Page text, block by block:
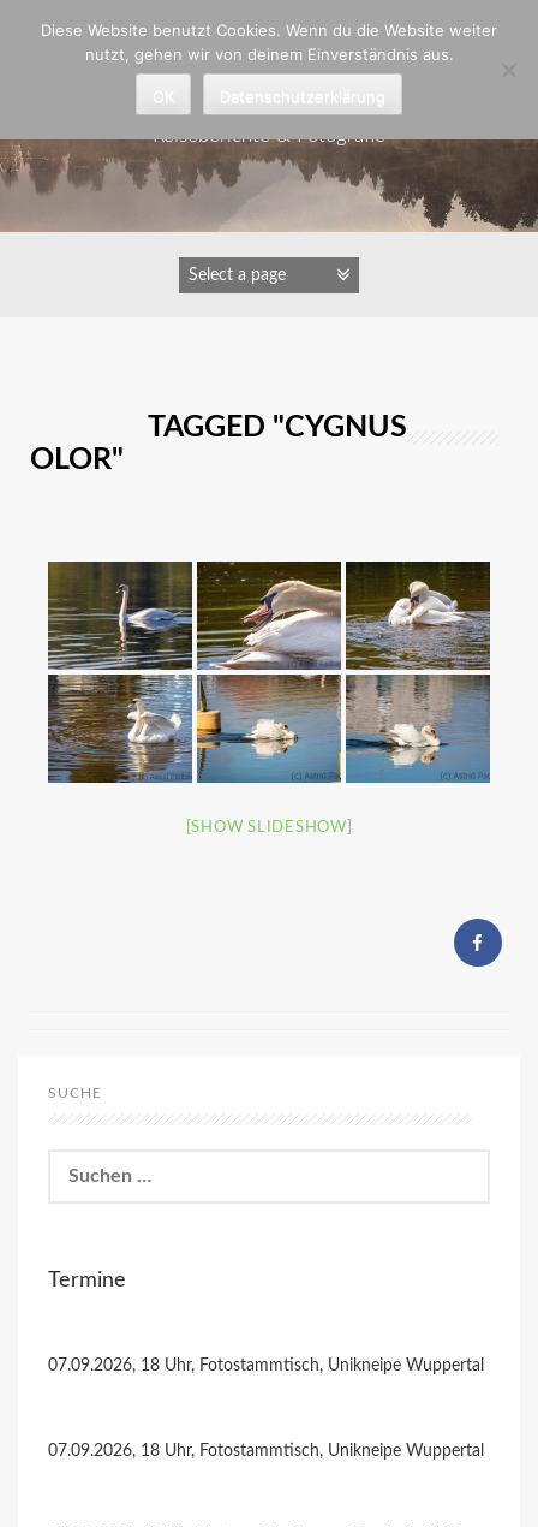
Astrid Padberg
Reiseberichte & Fotografie
IMAGES TAGGED "CYGNUS
OLOR"
[SHOW SLIDESHOW]
SUCHE
nach:
Termine
07.09.2026, 18 Uhr, Fotostammtisch, Unikneipe Wuppertal
07.09.2026, 18 Uhr, Fotostammtisch, Unikneipe Wuppertal
Diese Website benutzt Cookies. Wenn du die Website weiter
nutzt, gehen wir von deinem Einverständnis aus.